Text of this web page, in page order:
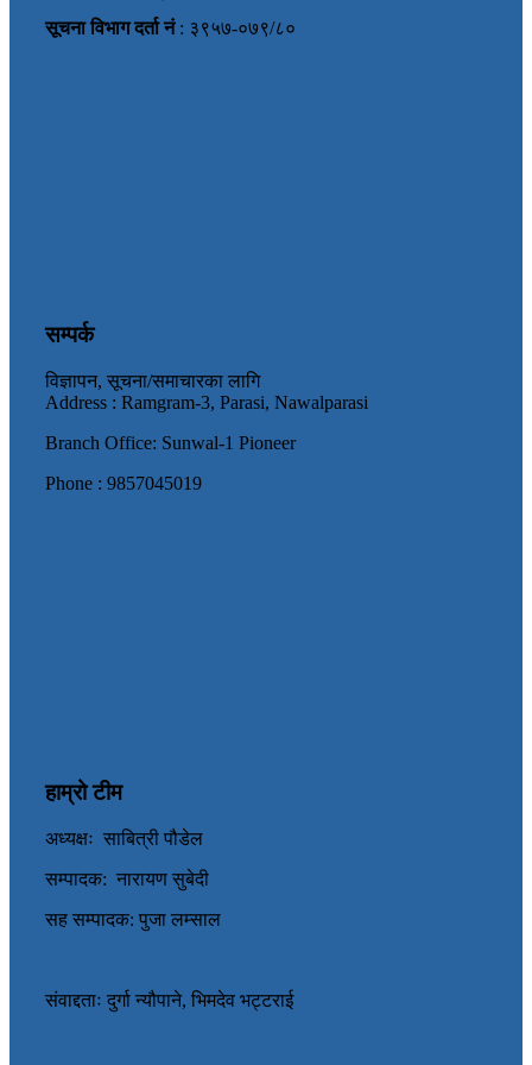
सूचना विभाग दर्ता नं: ३९५७-०७९/८०
सम्पर्क
विज्ञापन, सूचना/समाचारका लागि
Address : Ramgram-3, Parasi, Nawalparasi
Branch Office: Sunwal-1 Pioneer
Phone : 9857045019
हाम्रो टीम
अध्यक्षः साबित्री पौडेल
सम्पादक: नारायण सुबेदी
सह सम्पादक: पुजा लम्साल
संवाद्दताः दुर्गा न्यौपाने, भिमदेव भट्टराई